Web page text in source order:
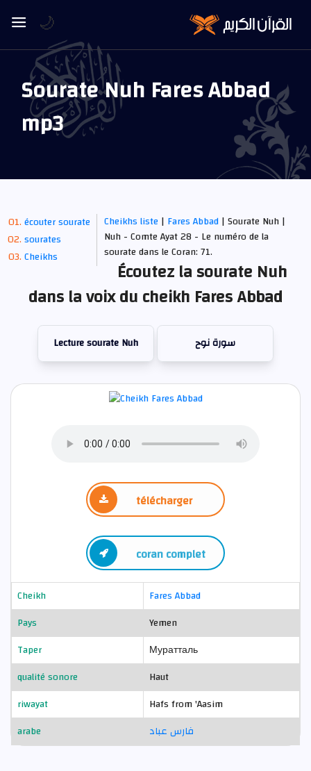
Sourate Nuh Fares Abbad
mp3
écouter sourate
sourates
Cheikhs
Cheikhs liste | Fares Abbad| Sourate Nuh |
Nuh - Comte Ayat 28 - Le numéro de la
sourate dans le Coran: 71.
Écoutez la sourate Nuh
dans la voix du cheikh Fares Abbad
Lecture sourate Nuh سورة نوح
télécharger
coran complet
Cheikh
Fares Abbad
Pays
Yemen
Taper
Муратталь
qualité sonore
Haut
riwayat
Hafs from 'Aasim
arabe
فارس عباد
🌙